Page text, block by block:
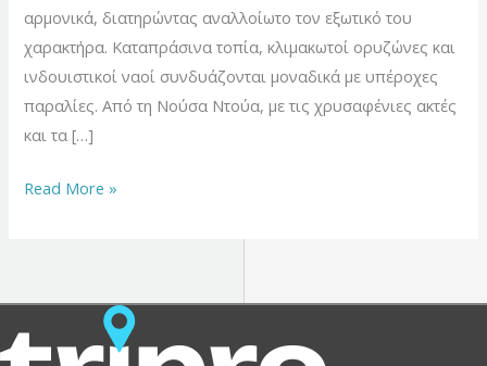
αρμονικά, διατηρώντας αναλλοίωτο τον εξωτικό του
χαρακτήρα. Καταπράσινα τοπία, κλιμακωτοί ορυζώνες και
ινδουιστικοί ναοί συνδυάζονται μοναδικά με υπέροχες
παραλίες. Από τη Νούσα Ντούα, με τις χρυσαφένιες ακτές
και τα […]
Read More »